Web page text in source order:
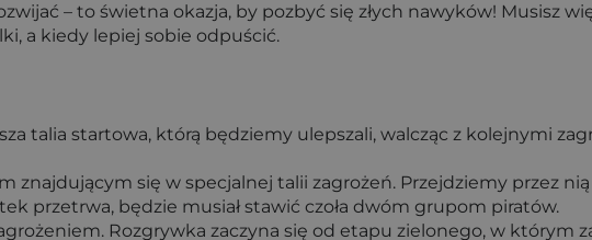
– to świetna okazja, by pozbyć się złych nawyków! Musisz
a kiedy lepiej sobie odpuścić.
talia startowa, którą będziemy ulepszali, walcząc z kolejnymi
znajdującym się w specjalnej talii zagrożeń. Przejdziemy przez
przetrwa, będzie musiał stawić czoła dwóm grupom piratów.
Rozgrywka zaczyna się od etapu zielonego, w którym